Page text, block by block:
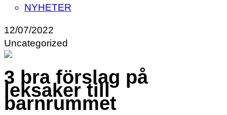
NYHETER
12/07/2022
Uncategorized
3 bra förslag på
leksaker till
barnrummet